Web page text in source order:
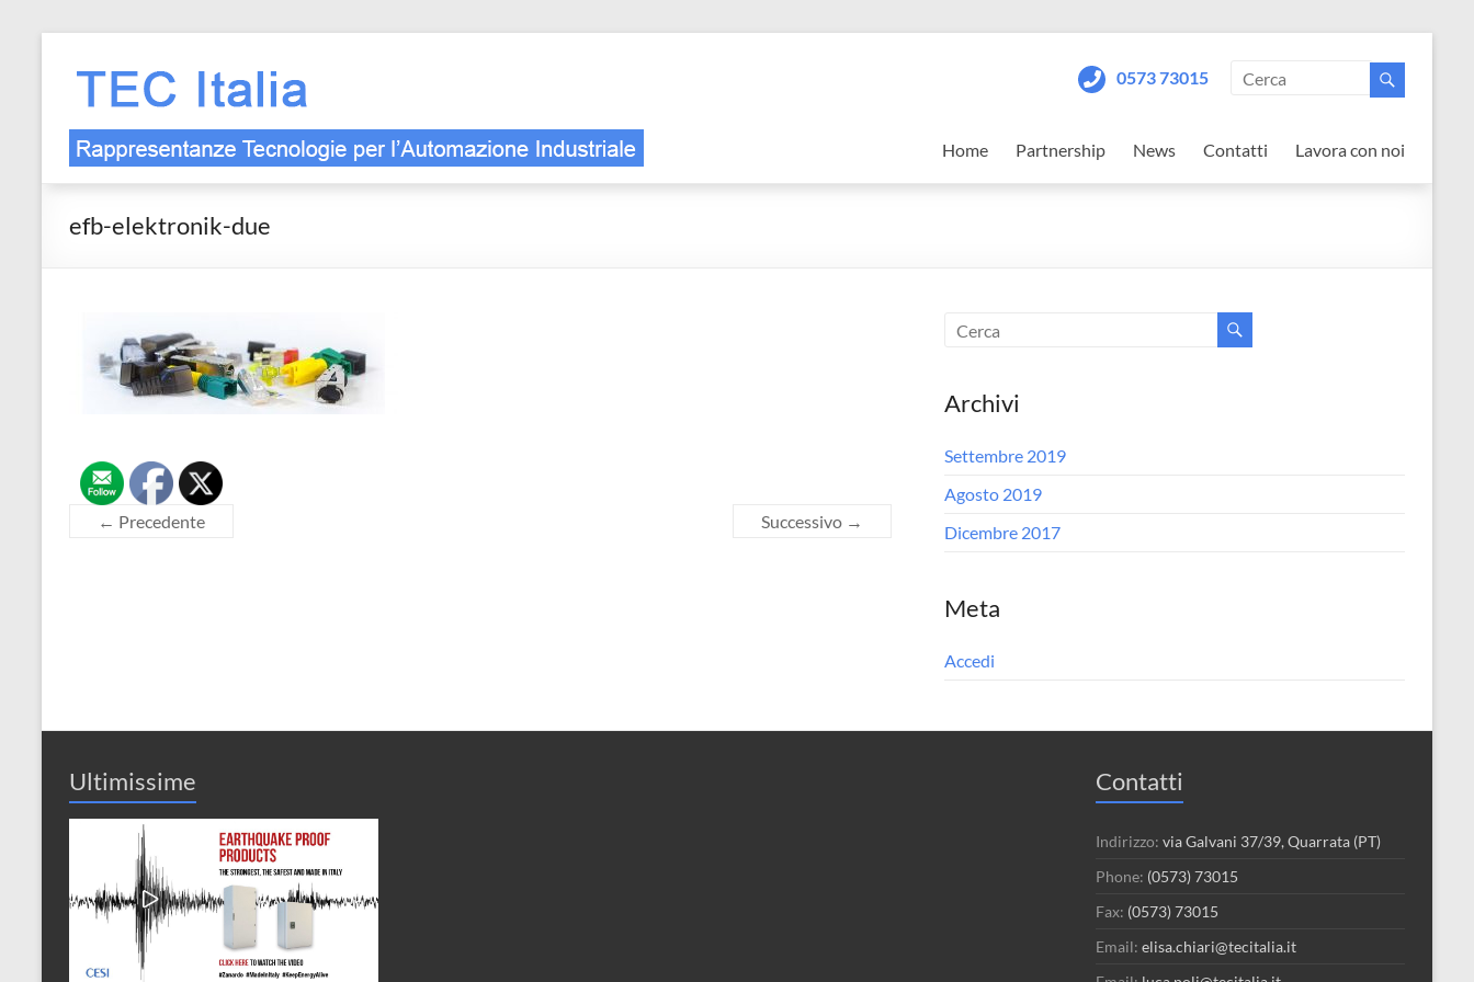
contenuto
0573 73015
Home Partnership News Contatti Lavora con noi
efb-elektronik-due
← Precedente Successivo →
Archivi
Settembre 2019
Agosto 2019
Dicembre 2017
Meta
Accedi
Ultimissime Contatti
Indirizzo: via Galvani 37/39, Quarrata (PT)
Phone: (0573) 73015
Fax: (0573) 73015
Email: elisa.chiari@tecitalia.it